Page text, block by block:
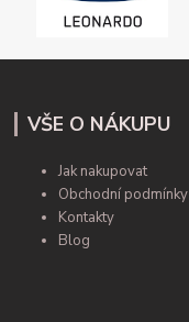
VŠE O NÁKUPU
Jak nakupovat
Obchodní podmínky
Kontakty
Blog